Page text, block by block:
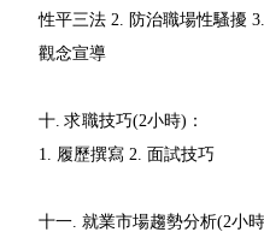
性平三法 2. 防治職場性騷擾
觀念宣導
十. 求職技巧(2小時)：
1. 履歷撰寫 2. 面試技巧
十一. 就業市場趨勢分析(2小時